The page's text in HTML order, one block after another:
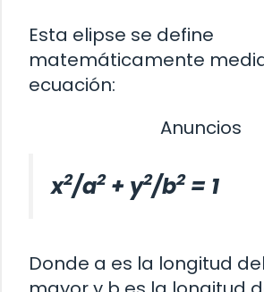
Esta elipse se define
matemáticamente
ecuación:
Anuncios
x2/a2+ y2/b2= 1
Donde a es la longitud